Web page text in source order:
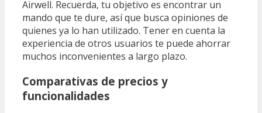
Airwell. Recuerda, tu objetivo es encontrar un
mando que te dure, así que busca opiniones de
quienes ya lo han utilizado. Tener en cuenta la
experiencia de otros usuarios te puede ahorrar
muchos inconvenientes a largo plazo.
Comparativas de precios y
funcionalidades